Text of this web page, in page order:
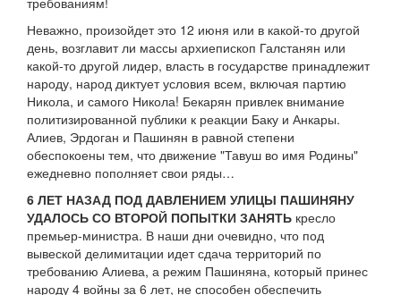
Неважно, произойдет это 12 июня или в какой-то другой
день, возглавит ли массы архиепископ Галстанян или
какой-то другой лидер, власть в государстве принадлежит
народу, народ диктует условия всем, включая партию
Никола, и самого Никола! Бекарян привлек внимание
политизированной публики к реакции Баку и Анкары.
Алиев, Эрдоган и Пашинян в равной степени
обеспокоены тем, что движение "Тавуш во имя Родины"
ежедневно пополняет свои ряды…
6 ЛЕТ НАЗАД ПОД ДАВЛЕНИЕМ УЛИЦЫ ПАШИНЯНУ
УДАЛОСЬ СО ВТОРОЙ ПОПЫТКИ ЗАНЯТЬ кресло
премьер-министра. В наши дни очевидно, что под
вывеской делимитации идет сдача территорий по
требованию Алиева, а режим Пашиняна, который принес
народу 4 войны за 6 лет, не способен обеспечить